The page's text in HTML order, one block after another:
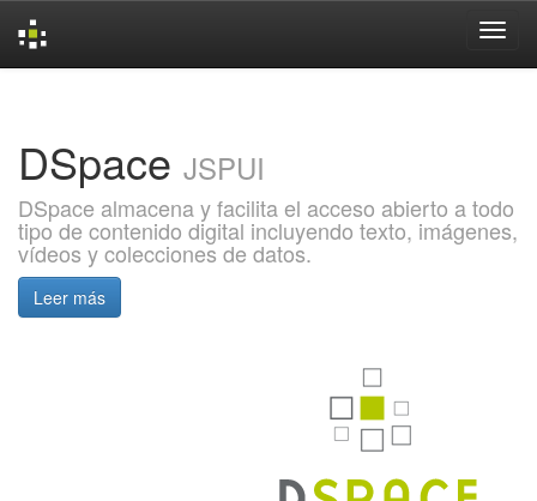
DSpace JSPUI
DSpace almacena y facilita el acceso abierto a todo
tipo de contenido digital incluyendo texto, imágenes,
vídeos y colecciones de datos.
Leer más